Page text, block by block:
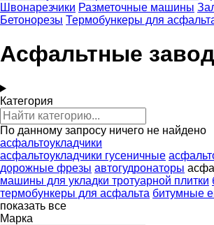
Швонарезчики Разметочные машины
Бетонорезы Термобункеры для
Асфальтные
Категория
По данному запросу ничего не найдено
асфальтоукладчики
асфальтоукладчики гусеничные
дорожные фрезы автогудронаторы
машины для укладки тротуарной плитки
термобункеры для асфальта битумные
показать все
Марка